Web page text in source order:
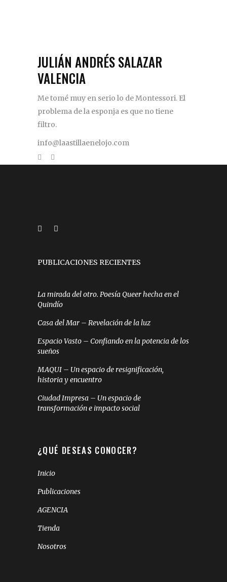
JULIÁN ANDRÉS SALAZAR
VALENCIA
Me tomé muy en serio lo de Montessori. El
problema de la esponja es que no tiene
filtro.
info@laastillaenelojo.com
PUBLICACIONES RECIENTES
La mirada del otro. Poesía Queer hecha en el
Quindío
Casa del Mar – Revelación de la luz
Espacio Vasto – Confiando en la potencia de los
sueños
MAQUI – Un espacio de resignificación,
historia y encuentro
Ciudad Impresa – Un espacio de
transformación e impacto social
¿QUÉ DESEAS CONOCER?
Inicio
Publicaciones
AGENCIA
Tienda
Nosotros